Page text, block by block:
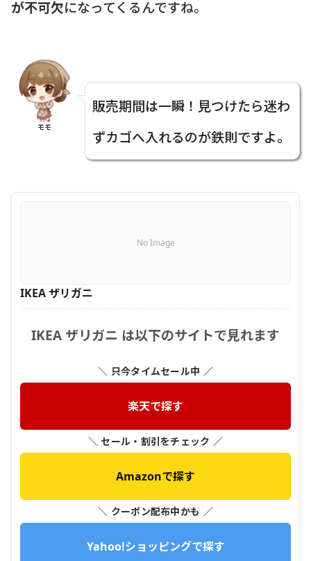
が不可欠になってくるんですね。
モモ
販売期間は一瞬！見つけたら迷わ
ずカゴへ入れるのが鉄則ですよ。
No Image
IKEA ザリガニ
IKEA ザリガニ は以下のサイトで見れます
＼ 只今タイムセール中 ／
楽天で探す
＼ セール・割引をチェック ／
Amazonで探す
＼ クーポン配布中かも ／
Yahoo!ショッピングで探す